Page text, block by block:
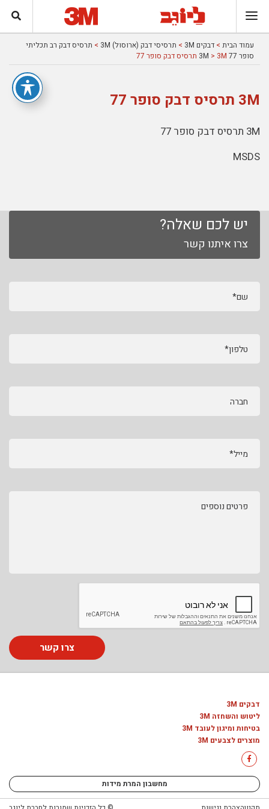
עמוד הבית > דבקים 3M > תרסיסי דבק (ארוסול) 3M > תרסיס דבק רב תכליתי
סופר 77 3M
> 3M תרסיס דבק סופר 77
3M תרסיס דבק סופר 77
3M תרסיס דבק סופר 77
MSDS
יש לכם שאלה?
צרו איתנו קשר
שם*
טלפון*
חברה
מייל*
פרטים נוספים
צרו קשר
דבקים 3M
ליטוש והשחזה 3M
בטיחות ומיגון לעובד 3M
מוצרים לצבעים 3M
מחשבון המרת מידות